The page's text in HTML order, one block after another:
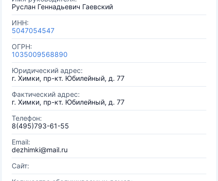
Руслан Геннадьевич Гаевский
ИНН:
5047054547
ОГРН:
1035009568890
Юридический адрес:
г. Химки, пр-кт. Юбилейный, д. 77
Фактический адрес:
г. Химки, пр-кт. Юбилейный, д. 77
Телефон:
8(495)793-61-55
Email:
dezhimki@mail.ru
Сайт: